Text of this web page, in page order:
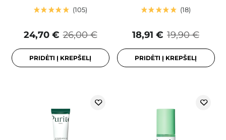
105
26,00 €
24,70 €
PRIDĖTI Į KREPŠELĮ
18
19,90 €
18,91 €
PRIDĖTI Į KREPŠELĮ